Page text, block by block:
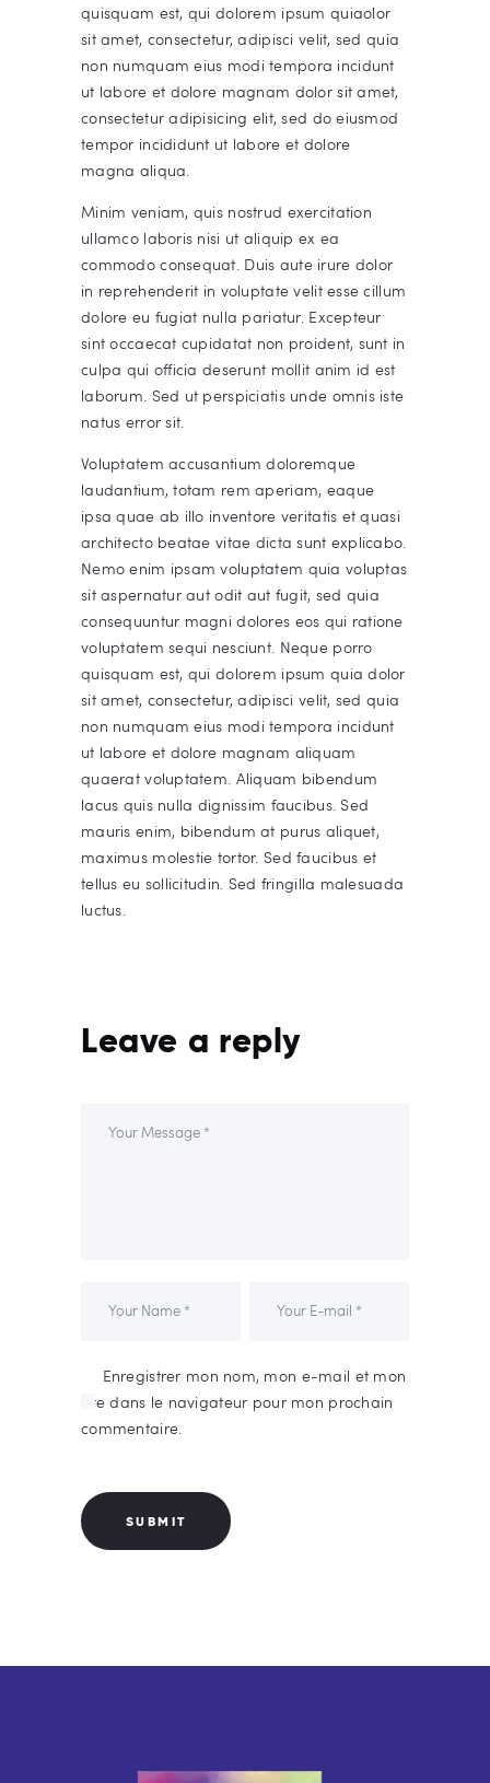
quisquam est, qui dolorem ipsum quiaolor
sit amet, consectetur, adipisci velit, sed quia
non numquam eius modi tempora incidunt
ut labore et dolore magnam dolor sit amet,
consectetur adipisicing elit, sed do eiusmod
tempor incididunt ut labore et dolore
magna aliqua.
Minim veniam, quis nostrud exercitation
ullamco laboris nisi ut aliquip ex ea
commodo consequat. Duis aute irure dolor
in reprehenderit in voluptate velit esse cillum
dolore eu fugiat nulla pariatur. Excepteur
sint occaecat cupidatat non proident, sunt in
culpa qui officia deserunt mollit anim id est
laborum. Sed ut perspiciatis unde omnis iste
natus error sit.
Voluptatem accusantium doloremque
laudantium, totam rem aperiam, eaque
ipsa quae ab illo inventore veritatis et quasi
architecto beatae vitae dicta sunt explicabo.
Nemo enim ipsam voluptatem quia voluptas
sit aspernatur aut odit aut fugit, sed quia
consequuntur magni dolores eos qui ratione
voluptatem sequi nesciunt. Neque porro
quisquam est, qui dolorem ipsum quia dolor
sit amet, consectetur, adipisci velit, sed quia
non numquam eius modi tempora incidunt
ut labore et dolore magnam aliquam
quaerat voluptatem. Aliquam bibendum
lacus quis nulla dignissim faucibus. Sed
mauris enim, bibendum at purus aliquet,
maximus molestie tortor. Sed faucibus et
tellus eu sollicitudin. Sed fringilla malesuada
luctus.
Leave a reply
Enregistrer mon nom, mon e-mail et mon
site dans le navigateur pour mon prochain
commentaire.